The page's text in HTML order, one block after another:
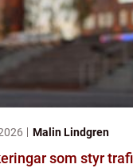
Malin Lindgren
som styr